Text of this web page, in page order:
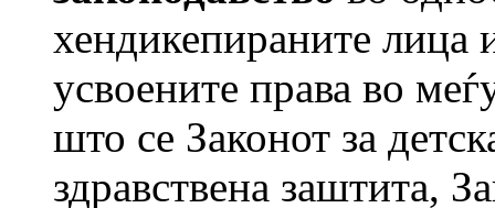
хендикепираните лица
усвоените права во
што се Законот за
здравствена заштита,